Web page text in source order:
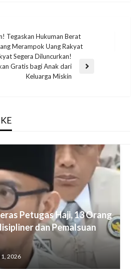
Tegaskan Hukuman Berat
Merampok Uang Rakyat
Segera Diluncurkan!
Gratis bagi Anak dari
Keluarga Miskin
Petugas Haji, 13 Orang
dan Pemalsuan
2026